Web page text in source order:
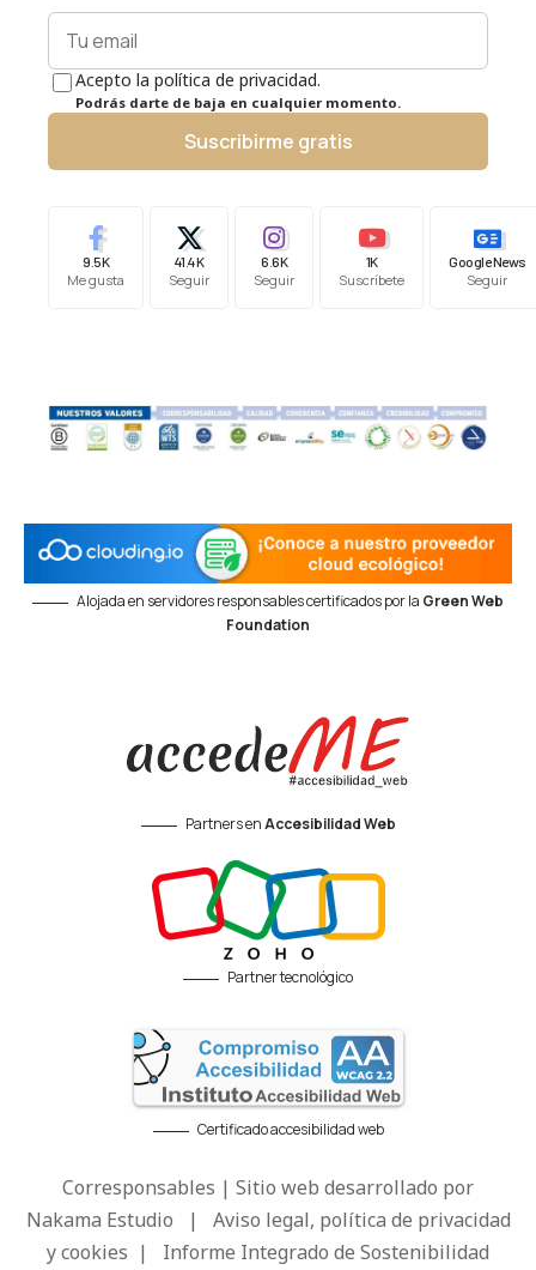
Acepto la política de privacidad.
Podrás darte de baja en cualquier momento.
Suscribirme gratis
9.5K
Me gusta
41.4K
Seguir
6.6K
Seguir
1K
Suscríbete
Google News
Seguir
Alojada en servidores responsables certificados por la Green Web
Foundation
Partners enAccesibilidad Web
Partner tecnológico
Certificado accesibilidad web
Corresponsables | Sitio web desarrollado por
Nakama Estudio | Aviso legal, política de privacidad
y cookies | Informe Integrado de Sostenibilidad